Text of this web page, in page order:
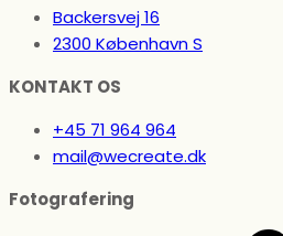
Backersvej 16
2300 København S
KONTAKT OS
+45 71 964 964
mail@wecreate.dk
Fotografering